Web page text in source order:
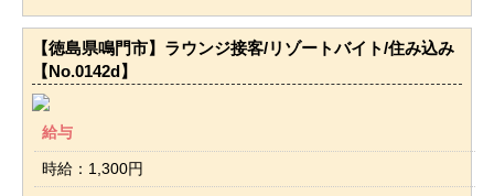
【徳島県鳴門市】ラウンジ接客/リゾートバイト/住み込み
【No.0142d】
給与
時給：1,300円